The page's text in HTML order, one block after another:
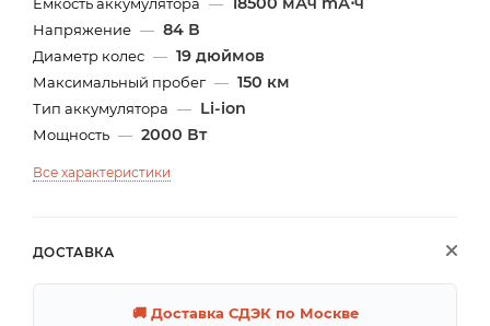
Напряжение — 84 В
Диаметр колес — 19 дюймов
Максимальный пробег — 150 км
Тип аккумулятора — Li-ion
Мощность — 2000 Вт
Все характеристики
ДОСТАВКА
🚚 Доставка СДЭК по Москве